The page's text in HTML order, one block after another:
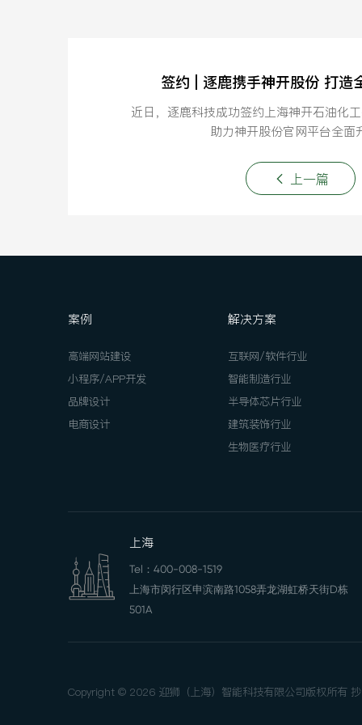
签约 | 逐鹿携手神开股份 打造
近日，逐鹿科技成功签约上海神开石油化
助力神开股份官网平台全面
上一篇
案例
高端网站建设
小程序/APP开发
品牌设计
电商设计
解决方案
互联网/软件行业
智能制造行业
半导体芯片行业
建筑装饰行业
生物医疗行业
上海
Tel： 400-008-1519
上海市闵行区申滨南路1058弄龙湖虹桥天街D栋
501A
Copyright © 2026 迎狮（上海）智能科技有限公司版权所有